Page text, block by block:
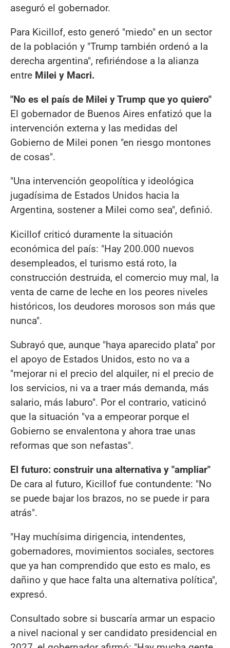
aseguró el gobernador.
Para Kicillof, esto generó "miedo" en un sector
de la población y "Trump también ordenó a la
derecha argentina", refiriéndose a la alianza
entre Milei y Macri.
"No es el país de Milei y Trump que yo quiero"
El gobernador de Buenos Aires enfatizó que la
intervención externa y las medidas del
Gobierno de Milei ponen "en riesgo montones
de cosas".
"Una intervención geopolítica y ideológica
jugadísima de Estados Unidos hacia la
Argentina, sostener a Milei como sea", definió.
Kicillof criticó duramente la situación
económica del país: "Hay 200.000 nuevos
desempleados, el turismo está roto, la
construcción destruida, el comercio muy mal, la
venta de carne de leche en los peores niveles
históricos, los deudores morosos son más que
nunca".
Subrayó que, aunque "haya aparecido plata" por
el apoyo de Estados Unidos, esto no va a
"mejorar ni el precio del alquiler, ni el precio de
los servicios, ni va a traer más demanda, más
salario, más laburo". Por el contrario, vaticinó
que la situación "va a empeorar porque el
Gobierno se envalentona y ahora trae unas
reformas que son nefastas".
El futuro: construir una alternativa y "ampliar"
De cara al futuro, Kicillof fue contundente: "No
se puede bajar los brazos, no se puede ir para
atrás".
"Hay muchísima dirigencia, intendentes,
gobernadores, movimientos sociales, sectores
que ya han comprendido que esto es malo, es
dañino y que hace falta una alternativa política",
expresó.
Consultado sobre si buscaría armar un espacio
a nivel nacional y ser candidato presidencial en